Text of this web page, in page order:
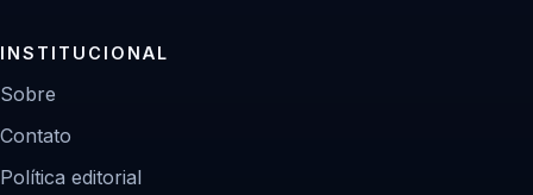
INSTITUCIONAL
Sobre
Contato
Política editorial